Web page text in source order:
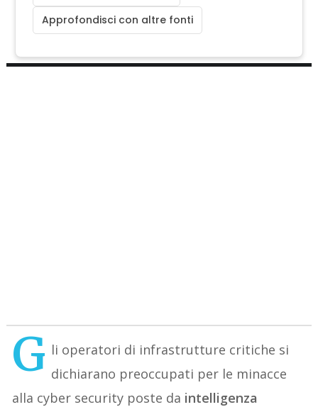
Approfondisci con altre fonti
G li operatori di infrastrutture critiche si
dichiarano preoccupati per le minacce
alla cyber security poste da intelligenza